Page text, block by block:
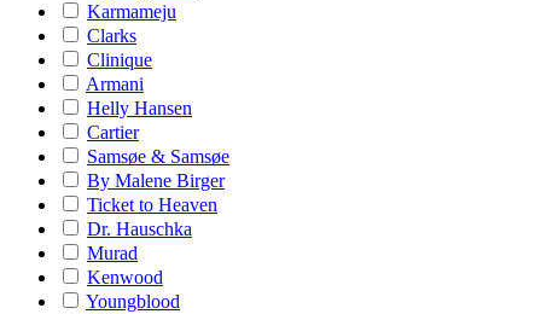
Karmameju
Clarks
Clinique
Armani
Helly Hansen
Cartier
Samsøe & Samsøe
By Malene Birger
Ticket to Heaven
Dr. Hauschka
Murad
Kenwood
Youngblood